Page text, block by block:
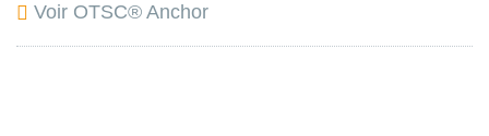
Voir OTSC® Anchor